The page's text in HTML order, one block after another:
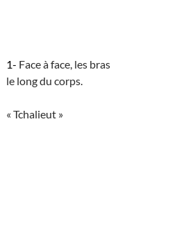
1- Face à face, les bras
le long du corps.
« Tchalieut »